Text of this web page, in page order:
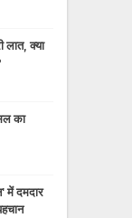
लात, क्या
का
में दमदार